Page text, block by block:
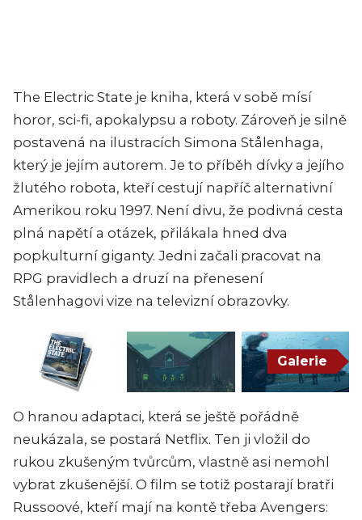
The Electric State je kniha, která v sobě mísí
horor, sci-fi, apokalypsu a roboty. Zároveň je silně
postavená na ilustracích Simona Stålenhaga,
který je jejím autorem. Je to příběh dívky a jejího
žlutého robota, kteří cestují napříč alternativní
Amerikou roku 1997. Není divu, že podivná cesta
plná napětí a otázek, přilákala hned dva
popkulturní giganty. Jedni začali pracovat na
RPG pravidlech a druzí na přenesení
Stålenhagovi vize na televizní obrazovky.
Galerie
O hranou adaptaci, která se ještě pořádně
neukázala, se postará Netflix. Ten ji vložil do
rukou zkušeným tvůrcům, vlastně asi nemohl
vybrat zkušenější. O film se totiž postarají bratři
Russoové, kteří mají na kontě třeba Avengers: